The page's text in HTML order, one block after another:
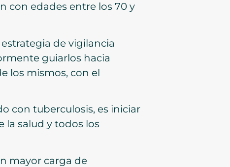
con edades entre los 70 y
de vigilancia
guiarlos hacia
los mismos, con el
con tuberculosis, es iniciar
salud y todos los
mayor carga de